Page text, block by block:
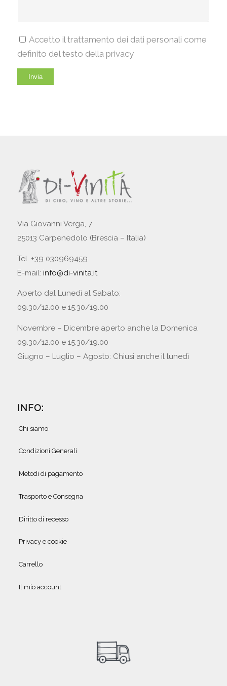
Accetto il trattamento dei dati personali come
definito del testo della privacy
Via Giovanni Verga, 7
25013 Carpenedolo (Brescia – Italia)
Tel. +39 030969459
E-mail: info@di-vinita.it
Aperto dal Lunedì al Sabato:
09.30/12.00 e 15.30/19.00
Novembre – Dicembre aperto anche la Domenica
09.30/12.00 e 15.30/19.00
Giugno – Luglio – Agosto: Chiusi anche il lunedì
INFO:
Chi siamo
Condizioni Generali
Metodi di pagamento
Trasporto e Consegna
Diritto di recesso
Privacy e cookie
Carrello
Il mio account